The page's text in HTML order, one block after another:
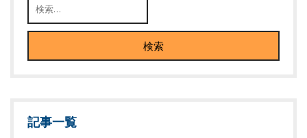
記事一覧